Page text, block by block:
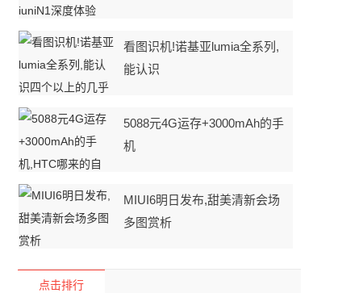
看图识机!诺基亚lumia全系列,
能认识
5088元4G运存+3000mAh的手
机
MIUI6明日发布,甜美清新会场
多图赏析
点击排行